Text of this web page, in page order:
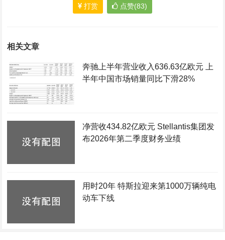
打赏 点赞(83)
相关文章
奔驰上半年营业收入636.63亿欧元 上
半年中国市场销量同比下滑28%
净营收434.82亿欧元 Stellantis集团发
布2026年第二季度财务业绩
用时20年 特斯拉迎来第1000万辆纯电
动车下线